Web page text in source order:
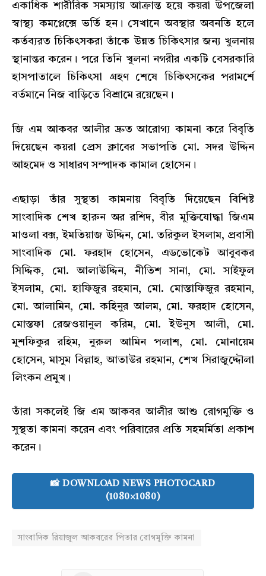
একাধিক শারীরিক সমস্যায় আক্রান্ত হয়ে কয়রা উপজেলা
স্বাস্থ্য কমপ্লেক্সে ভর্তি হন। সেখানে অবস্থার অবনতি হলে
কর্তব্যরত চিকিৎসকরা তাঁকে উন্নত চিকিৎসার জন্য খুলনায়
স্থানান্তর করেন। পরে তিনি খুলনা নগরীর একটি বেসরকারি
হাসপাতালে চিকিৎসা গ্রহণ শেষে চিকিৎসকের পরামর্শে
বর্তমানে নিজ বাড়িতে বিশ্রামে রয়েছেন।
জি এম আকবর আলীর দ্রুত আরোগ্য কামনা করে বিবৃতি
দিয়েছেন কয়রা প্রেস ক্লাবের সভাপতি মো. সদর উদ্দিন
আহমেদ ও সাধারণ সম্পাদক কামাল হোসেন।
এছাড়া তাঁর সুস্থতা কামনায় বিবৃতি দিয়েছেন বিশিষ্ট
সাংবাদিক শেখ হারুন অর রশিদ, বীর মুক্তিযোদ্ধা জিএম
মাওলা বক্স, ইমতিয়াজ উদ্দিন, মো. তরিকুল ইসলাম, প্রবাসী
সাংবাদিক মো. ফরহাদ হোসেন, এডভোকেট আবুবকর
সিদ্দিক, মো. আলাউদ্দিন, নীতিশ সানা, মো. সাইফুল
ইসলাম, মো. হাফিজুর রহমান, মো. মোস্তাফিজুর রহমান,
মো. আলামিন, মো. কহিনুর আলম, মো. ফরহাদ হোসেন,
মোস্তফা রেজওয়ানুল করিম, মো. ইউনুস আলী, মো.
মুশফিকুর রহিম, নুরুল আমিন পলাশ, মো. মোনায়েম
হোসেন, মাসুম বিল্লাহ, আতাউর রহমান, শেখ সিরাজুদ্দৌলা
লিংকন প্রমুখ।
তাঁরা সকলেই জি এম আকবর আলীর আশু রোগমুক্তি ও
সুস্থতা কামনা করেন এবং পরিবারের প্রতি সহমর্মিতা প্রকাশ
করেন।
📸 DOWNLOAD NEWS PHOTOCARD
(1080×1080)
সাংবাদিক রিয়াজুল আকবরের পিতার রোগমুক্তি কামনা